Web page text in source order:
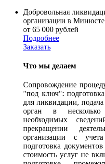
Добровольная
организации в
от 65 000 рублей
Подробнее
Заказать
Что мы делаем
Сопровождение
"под ключ":
для ликвидации,
орган в
необходимых
прекращении
организации с
подготовка
стоимость услуг не